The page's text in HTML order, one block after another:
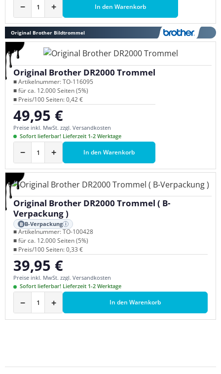
− + In den Warenkorb
Original Brother Bildtrommel
Original Brother DR2000 Trommel
■ Artikelnummer: TO-116095
■ für ca. 12.000 Seiten (5%)
■ Preis/100 Seiten: 0,42 €
Regulärer Preis:
49,95 €
Preise inkl. MwSt. zzgl. Versandkosten
Sofort lieferbar! Lieferzeit 1-2 Werktage
− + In den Warenkorb
Original Brother DR2000 Trommel ( B-
Verpackung )
B B-Verpackung i
■ Artikelnummer: TO-100428
■ für ca. 12.000 Seiten (5%)
■ Preis/100 Seiten: 0,33 €
Regulärer Preis:
39,95 €
Preise inkl. MwSt. zzgl. Versandkosten
Sofort lieferbar! Lieferzeit 1-2 Werktage
− + In den Warenkorb